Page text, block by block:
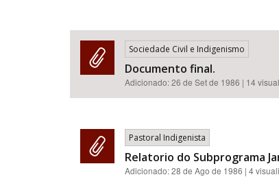
Sociedade Civil e Indigenismo
Documento final.
Adicionado:26 de Set de 1986 | 14
Pastoral Indigenista
Relatorio do Subprograma
Adicionado:28 de Ago de 1986 | 4